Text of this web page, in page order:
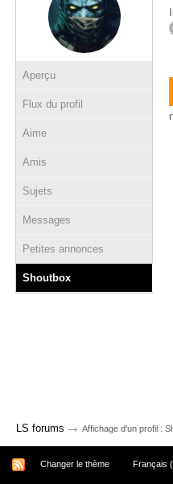
Aperçu
Flux du profil
Aime
Amis
Sujets
Messages
Petites annonces
Shoutbox
LS forums → Affichage d'un profil :
Changer le thème Français